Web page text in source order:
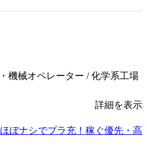
機械オペレーター / 化学系工場
詳細を表示